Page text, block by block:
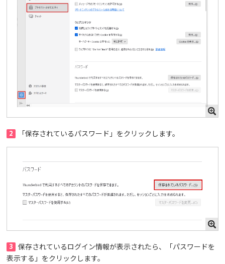
2 「保存されているパスワード」をクリックします。
3
保存されているログイン情報が表示されたら、「パスワードを
表示する」をクリックします。